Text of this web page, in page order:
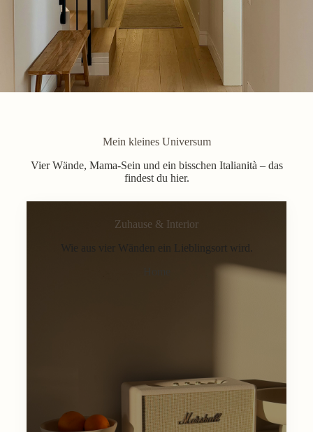
Mein kleines Universum
Vier Wände, Mama-Sein und ein bisschen Italianità – das
findest du hier.
Zuhause & Interior
Wie aus vier Wänden ein Lieblingsort wird.